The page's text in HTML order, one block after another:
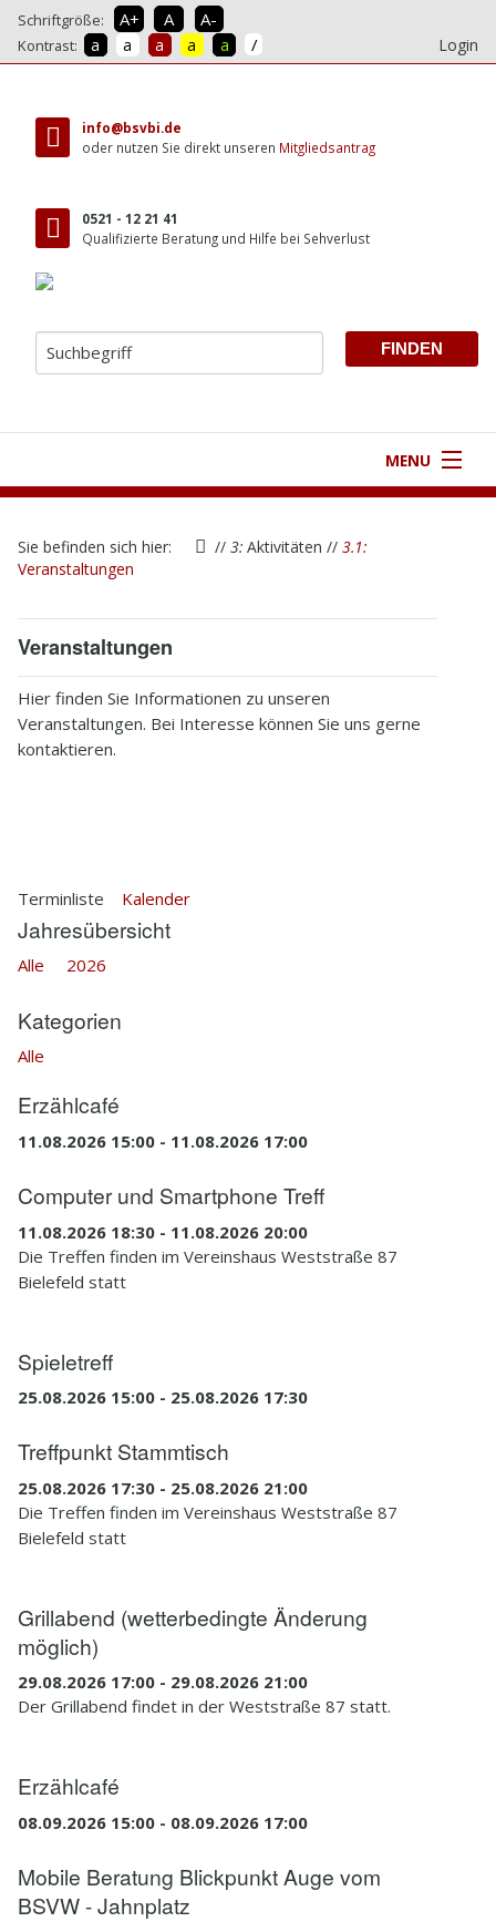
Schriftgröße: A+ A A-
Kontrast: a a a a a / Login
info@bsvbi.de
oder nutzen Sie direkt unseren Mitgliedsantrag
0521 - 12 21 41
Qualifizierte Beratung und Hilfe bei Sehverlust
zum
MENU
2
Verein
3
Aktivitäten
Infothek
Sie befinden sich hier: //3:Aktivitäten //3.1:
Veranstaltungen
Veranstaltungen
Hier finden Sie Informationen zu unseren
Veranstaltungen. Bei Interesse können Sie uns gerne
kontaktieren.
Terminliste Kalender
Jahresübersicht
Alle 2026
Kategorien
Alle
Erzählcafé
11.08.2026 15:00 - 11.08.2026 17:00
Computer und Smartphone Treff
11.08.2026 18:30 - 11.08.2026 20:00
Die Treffen finden im Vereinshaus Weststraße 87
Bielefeld statt
Spieletreff
25.08.2026 15:00 - 25.08.2026 17:30
Treffpunkt Stammtisch
25.08.2026 17:30 - 25.08.2026 21:00
Die Treffen finden im Vereinshaus Weststraße 87
Bielefeld statt
Grillabend (wetterbedingte Änderung
möglich)
29.08.2026 17:00 - 29.08.2026 21:00
Der Grillabend findet in der Weststraße 87 statt.
Erzählcafé
08.09.2026 15:00 - 08.09.2026 17:00
Mobile Beratung Blickpunkt Auge vom
BSVW - Jahnplatz